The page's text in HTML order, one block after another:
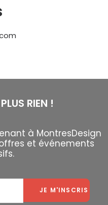
RIEN !
à MontresDesign
et événements